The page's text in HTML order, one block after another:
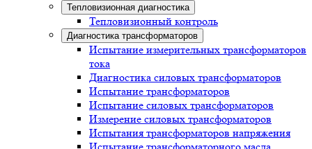
Тепловизионная диагностика
Тепловизионный контроль
Диагностика трансформаторов
Испытание измерительных трансформаторов
тока
Диагностика силовых трансформаторов
Испытание трансформаторов
Испытание силовых трансформаторов
Измерение силовых трансформаторов
Испытания трансформаторов напряжения